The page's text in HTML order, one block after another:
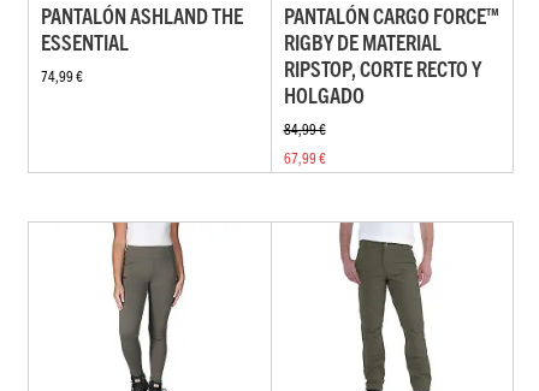
PANTALÓN ASHLAND THE
ESSENTIAL
74,99 €
PANTALÓN CARGO FORCE™
RIGBY DE MATERIAL
RIPSTOP, CORTE RECTO Y
HOLGADO
84,99 €
67,99 €